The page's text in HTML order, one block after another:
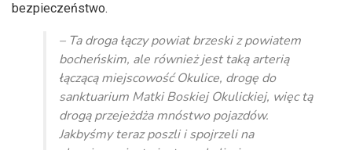
bezpieczeństwo.
– Ta droga łączy powiat brzeski z powiatem
bocheńskim, ale również jest taką arterią
łączącą miejscowość Okulice, drogę do
sanktuarium Matki Boskiej Okulickiej, więc tą
drogą przejeżdża mnóstwo pojazdów.
Jakbyśmy teraz poszli i spojrzeli na